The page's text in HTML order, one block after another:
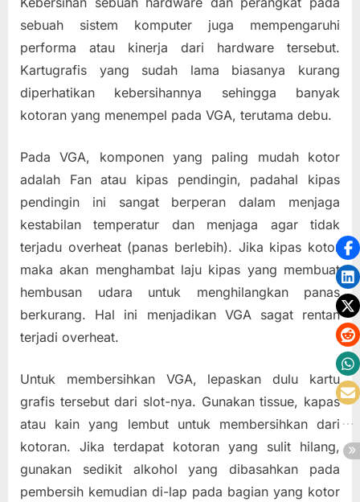
sebuah sistem komputer juga mempengaruhi
performa atau kinerja dari hardware tersebut.
Kartugrafis yang sudah lama biasanya kurang
diperhatikan kebersihannya sehingga banyak
kotoran yang menempel pada VGA, terutama debu.
Pada VGA, komponen yang paling mudah kotor
adalah Fan atau kipas pendingin, padahal kipas
pendingin ini sangat berperan dalam menjaga
kestabilan temperatur dan menjaga agar tidak
terjadu overheat (panas berlebih). Jika kipas kotor
maka akan menghambat laju kipas yang membuat
hembusan udara untuk menghilangkan panas
berkurang. Hal ini menjadikan VGA sagat rentan
terjadi overheat.
Untuk membersihkan VGA, lepaskan dulu kartu
grafis tersebut dari slot-nya. Gunakan tissue, kapas
atau kain yang lembut untuk membersihkan dari
kotoran. Jika terdapat kotoran yang sulit hilang,
gunakan sedikit alkohol yang dibasahkan pada
pembersih kemudian di-lap pada bagian yang kotor